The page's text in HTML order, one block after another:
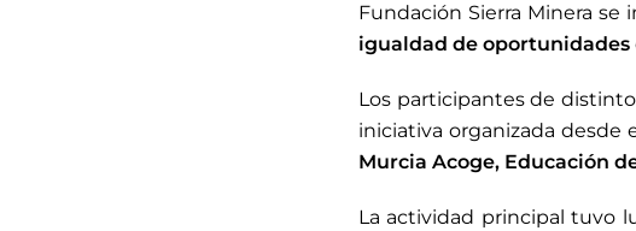
Fundación Sierra Minera se
igualdad de oportunidades
Los participantes de
iniciativa organizada desde
Murcia Acoge, Educación
La actividad principal tuvo